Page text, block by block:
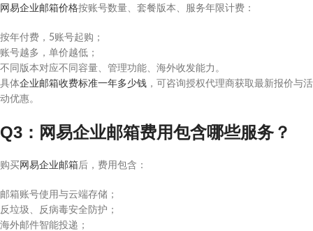
网易企业邮箱价格按账号数量、套餐版本、服务年限计费：
按年付费，5账号起购；
账号越多，单价越低；
不同版本对应不同容量、管理功能、海外收发能力。
具体企业邮箱收费标准一年多少钱 ，可咨询授权代理商获取最新报价与活
动优惠。
Q3：网易企业邮箱费用包含哪些服务？
购买网易企业邮箱后，费用包含：
邮箱账号使用与云端存储；
反垃圾、反病毒安全防护；
海外邮件智能投递；